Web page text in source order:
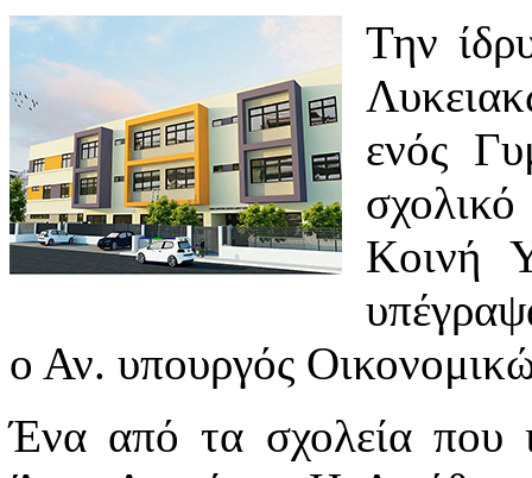
Την
ενός
Κοινή
ο Αν. υπουργός
Ένα από τα σχολεία που